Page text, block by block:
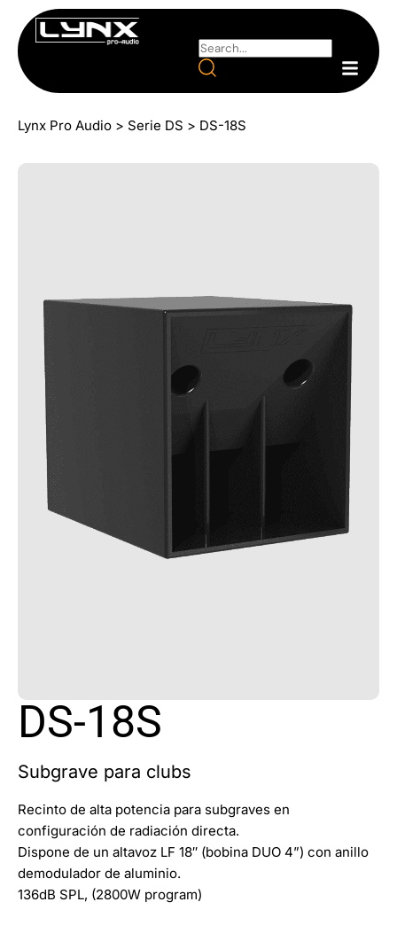
Lynx Pro Audio > Serie DS > DS-18S
DS-18S
Subgrave para clubs
Recinto de alta potencia para subgraves en
configuración de radiación directa.
Dispone de un altavoz LF 18′′ (bobina DUO 4”) con anillo
demodulador de aluminio.
136dB SPL, (2800W program)